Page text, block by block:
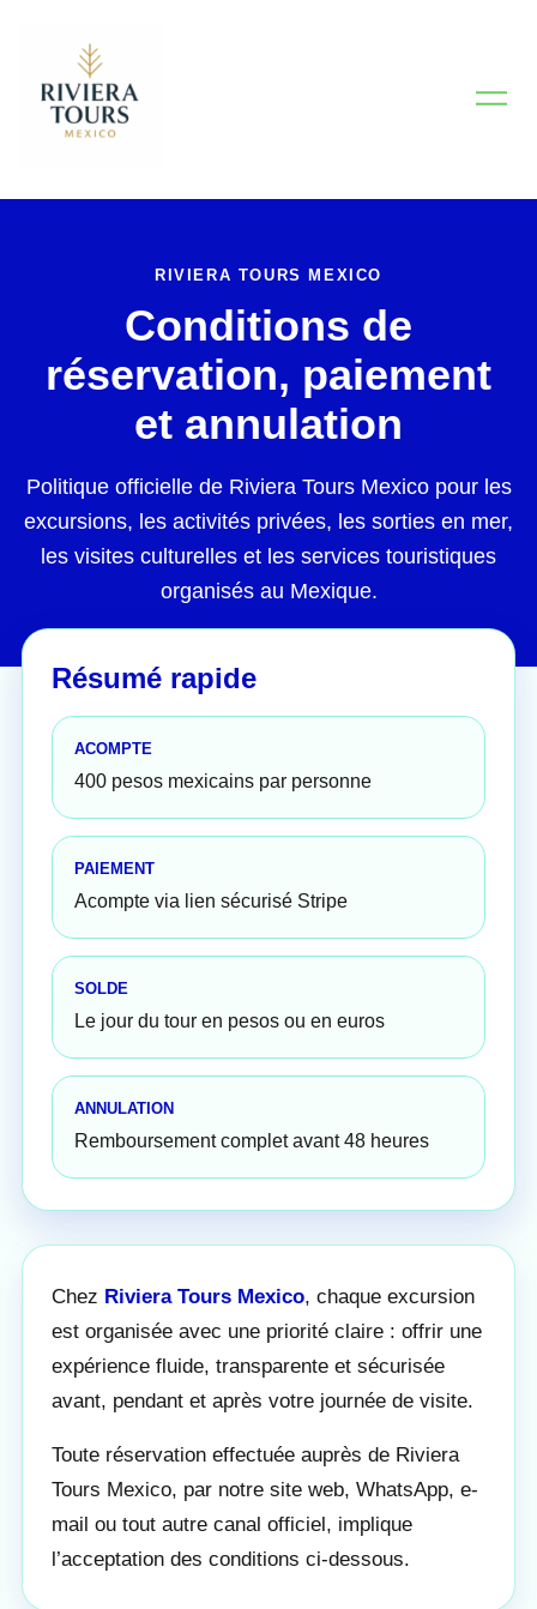
contenido
RIVIERA TOURS MEXICO
Conditions de
réservation, paiement
et annulation
Politique officielle de Riviera Tours Mexico pour les
excursions, les activités privées, les sorties en mer,
les visites culturelles et les services touristiques
organisés au Mexique.
Résumé rapide
ACOMPTE
400 pesos mexicains par personne
PAIEMENT
Acompte via lien sécurisé Stripe
SOLDE
Le jour du tour en pesos ou en euros
ANNULATION
Remboursement complet avant 48 heures
Chez Riviera Tours Mexico, chaque excursion
est organisée avec une priorité claire : offrir une
expérience fluide, transparente et sécurisée
avant, pendant et après votre journée de visite.
Toute réservation effectuée auprès de Riviera
Tours Mexico, par notre site web, WhatsApp, e-
mail ou tout autre canal officiel, implique
l’acceptation des conditions ci-dessous.